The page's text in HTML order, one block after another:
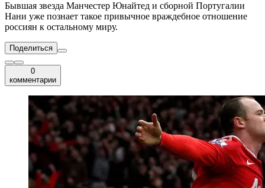
Бывшая звезда Манчестер Юнайтед и сборной Португалии
Нани уже познает такое привычное враждебное отношение
россиян к остальному миру.
Поделиться
0
комментарии